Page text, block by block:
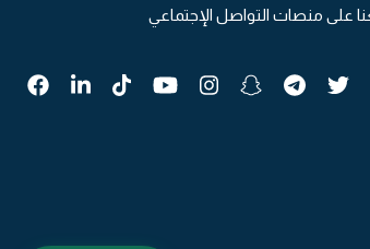
على منصات التواصل الإجتماعي